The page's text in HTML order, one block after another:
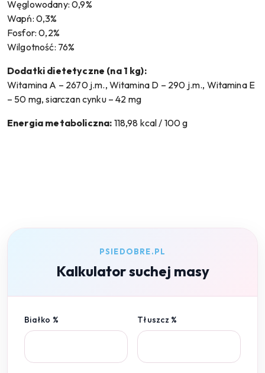
Węglowodany: 0,9%
Wapń: 0,3%
Fosfor: 0,2%
Wilgotność: 76%
Dodatki dietetyczne (na 1 kg):
Witamina A – 2670 j.m., Witamina D – 290 j.m., Witamina E
– 50 mg, siarczan cynku – 42 mg
Energia metaboliczna: 118,98 kcal / 100 g
PSIEDOBRE.PL
Kalkulator suchej masy
Białko % Tłuszcz %